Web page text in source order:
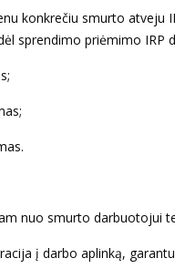
konkrečiu smurto
sprendimo priėmimo IRP
nuo smurto darbuotojui
į darbo aplinką,